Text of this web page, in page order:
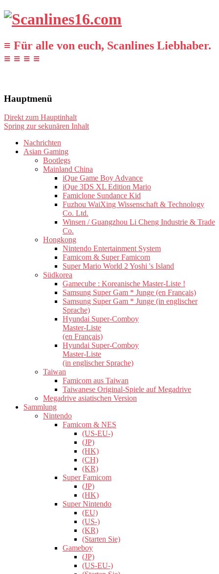
≡ Für alle von euch, Scanlines Liebhaber.
≡ ≡ ≡ ≡
Hauptmenü
Direkt zum Hauptinhalt
Spring zur sekunären Inhalt
Nachrichten
Asian Gaming
Bootlegs
Mainland China
iQue Game Boy Advance
iQue 3DS XL Edition Mario
Famiclone Sundance Kid
Fuzhou WaiXing Wissenschaft & Technology
Co. Ltd.
Winsen / Guangzhou Li Cheng Industrie & Trade
Co.
Hongkong
Nintendo Entertainment System
Famicom & Super Famicom
Super Mario World 2 Yoshi 's Island
Südkorea
Gamecube : Koreanische Master-Liste !
Samsung Super Gam * Junge (en Français)
Samsung Super Gam * Junge (in englischer
Sprache)
Hyundai Super-Comboy
Master-Liste
(en Français)
Hyundai Super-Comboy
Master-Liste
(in englischer Sprache)
Taiwan
Famicom aus Taiwan
Taiwanese Original-Spiele auf Megadrive
Megadrive asiatischen Version
Sammlung
Nintendo
Famicom & NES
(US-EU-)
(JP)
(HK)
(CH)
(KR)
Super Famicom
(JP)
(HK)
Super Nintendo
(EU)
(US-)
(KR)
(Starten Sie)
Gameboy
(JP)
(US-EU-)